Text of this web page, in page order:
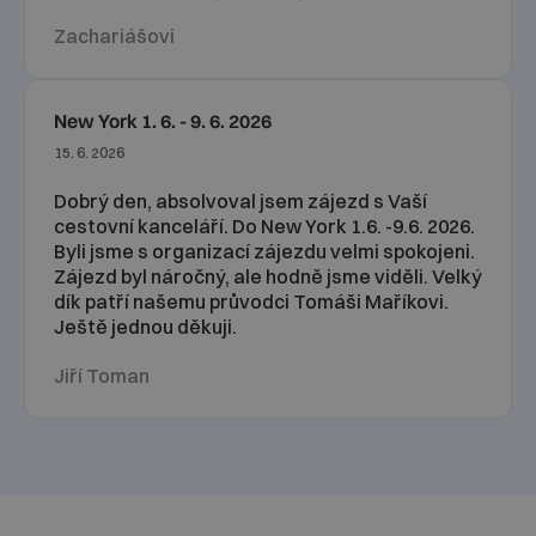
Zachariášovi
New York 1. 6. - 9. 6. 2026
15. 6. 2026
Dobrý den, absolvoval jsem zájezd s Vaší
cestovní kanceláří. Do New York 1.6. -9.6. 2026.
Byli jsme s organizací zájezdu velmi spokojeni.
Zájezd byl náročný, ale hodně jsme viděli. Velký
dík patří našemu průvodci Tomáši Maříkovi.
Ještě jednou děkuji.
Jiří Toman